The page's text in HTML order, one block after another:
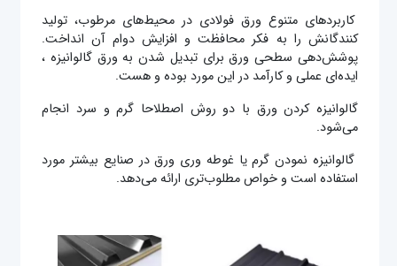
کاربردهای متنوع ورق فولادی در محیط‌‍‌های مرطوب، تولید
کنندگانش را به فکر محافظت و افزایش دوام آن انداخت.
پوشش‌دهی سطحی ورق برای تبدیل شدن به ورق گالوانیزه ،
ایده‌ای عملی و کارآمد در این مورد بوده و هست.
گالوانیزه کردن ورق با دو روش اصطلاحا گرم و سرد انجام
می‌شود.
گالوانیزه نمودن گرم یا غوطه وری ورق در صنایع بیشتر مورد
استفاده است و خواص مطلوب‌تری ارائه می‌دهد.